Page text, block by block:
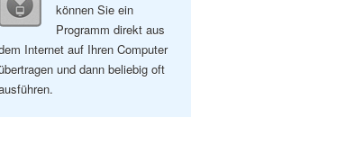
können Sie ein
Programm direkt aus
Internet auf Ihren Computer
und dann beliebig oft